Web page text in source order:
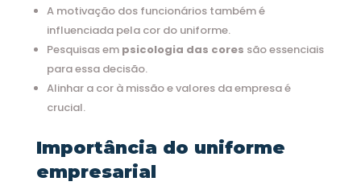
A motivação dos funcionários também é
influenciada pela cor do uniforme.
Pesquisas em psicologia das cores são essenciais
para essa decisão.
Alinhar a cor à missão e valores da empresa é
crucial.
Importância do uniforme
empresarial